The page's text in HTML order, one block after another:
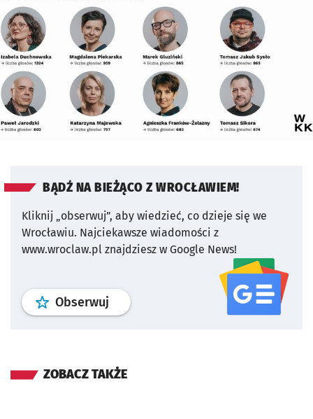
BĄDŹ NA BIEŻĄCO Z WROCŁAWIEM!
Kliknij „obserwuj”, aby wiedzieć, co dzieje się we
Wrocławiu. Najciekawsze wiadomości z
www.wroclaw.pl znajdziesz w Google News!
Obserwuj profil serwisu
ZOBACZ TAKŻE